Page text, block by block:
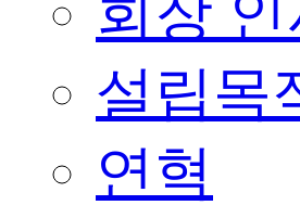
회장
설립목
연혁